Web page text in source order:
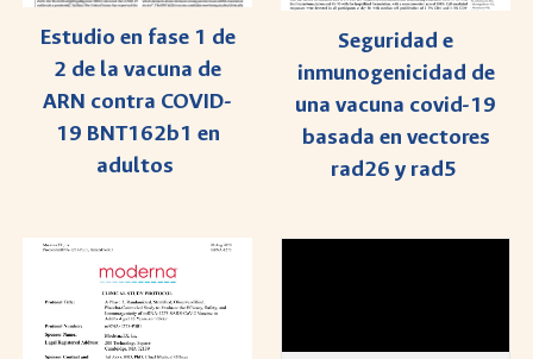
Estudio en fase 1 de
2 de la vacuna de
ARN contra COVID-
19 BNT162b1 en
adultos
Seguridad e
inmunogenicidad de
una vacuna covid-19
basada en vectores
rad26 y rad5